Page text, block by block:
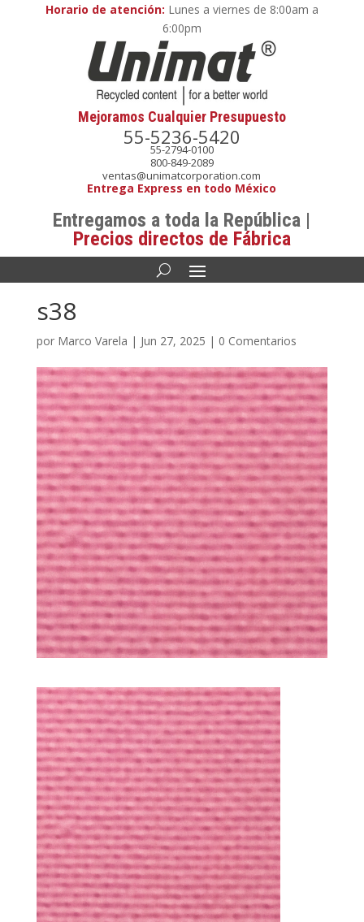
Horario de atención: Lunes a viernes de 8:00am a
6:00pm
Mejoramos Cualquier Presupuesto
55-5236-5420
55-2794-0100
800-849-2089
ventas@unimatcorporation.com
Entrega Express en todo México
Entregamos a toda la República |
Precios directos de Fábrica
s38
por Marco Varela | Jun 27, 2025 | 0 Comentarios